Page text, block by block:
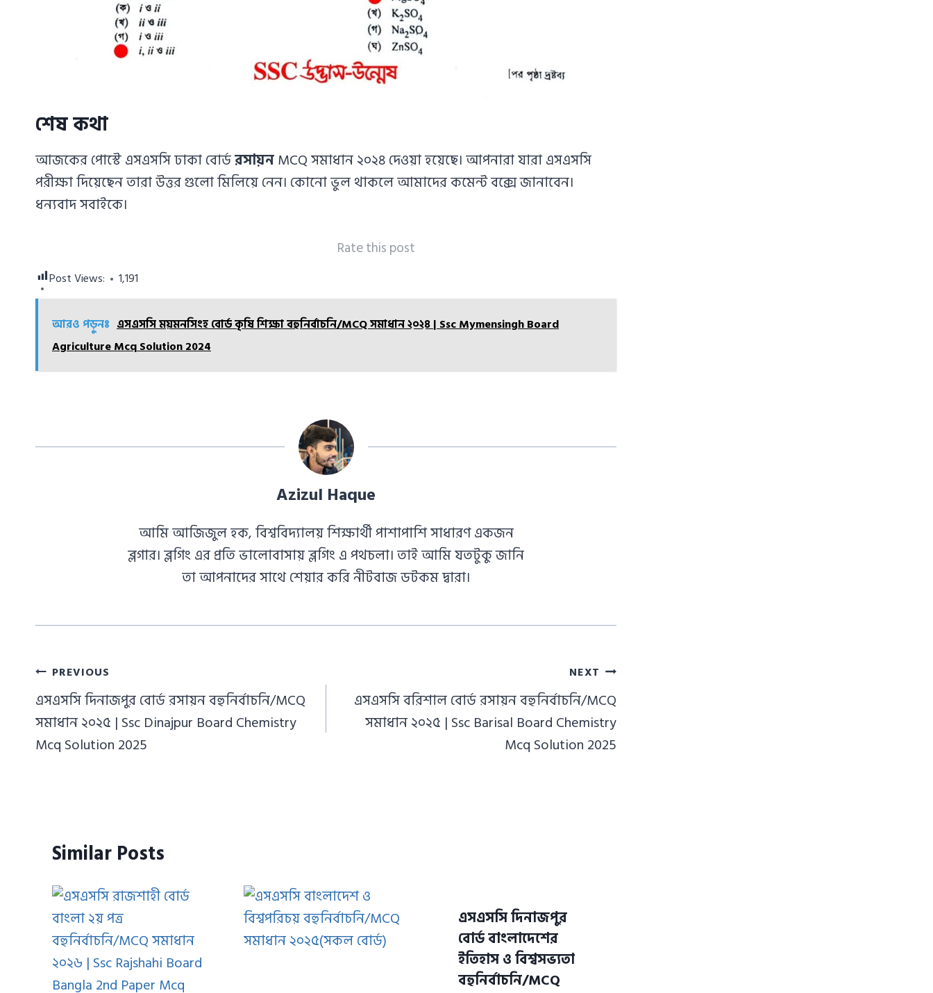
শেষ কথা
আজকের পোস্টে এসএসসি ঢাকা বোর্ডরসায়নMCQ সমাধান ২০২৪ দেওয়া হয়েছে। আপনারা যারা এসএসসি
পরীক্ষা দিয়েছেন তারা উত্তর গুলো মিলিয়ে নেন। কোনো ভুল থাকলে আমাদের কমেন্ট বক্সে জানাবেন।
ধন্যবাদ সবাইকে।
Rate this post
Post Views: 1,191
আরও পড়ুনঃ এসএসসি ময়মনসিংহ বোর্ড কৃষি শিক্ষা বহুনির্বাচনি/MCQ সমাধান ২০২৪ | Ssc Mymensingh Board
Agriculture Mcq Solution 2024
Azizul Haque
আমি আজিজুল হক, বিশ্ববিদ্যালয় শিক্ষার্থী পাশাপাশি সাধারণ একজন
ব্লগার। ব্লগিং এর প্রতি ভালোবাসায় ব্লগিং এ পথচলা। তাই আমি যতটুকু জানি
তা আপনাদের সাথে শেয়ার করি নীটবাজ ডটকম দ্বারা।
Post
navigation
PREVIOUS
এসএসসি দিনাজপুর বোর্ড রসায়ন বহুনির্বাচনি/MCQ
সমাধান ২০২৫ | Ssc Dinajpur Board Chemistry
Mcq Solution 2025
NEXT
এসএসসি বরিশাল বোর্ড রসায়ন বহুনির্বাচনি/MCQ
সমাধান ২০২৫ | Ssc Barisal Board Chemistry
Mcq Solution 2025
Similar Posts
এসএসসি দিনাজপুর
বোর্ড বাংলাদেশের
ইতিহাস ও বিশ্বসভ্যতা
বহুনির্বাচনি/MCQ